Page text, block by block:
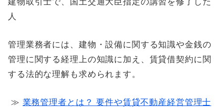
人
管理業務者には、建物・設備に関する知識や金銭の
管理に関する経理上の知識に加え、賃貸借契約に関
する法的な理解も求められます。
≫ 業務管理者とは？ 要件や賃貸不動産経営管理士